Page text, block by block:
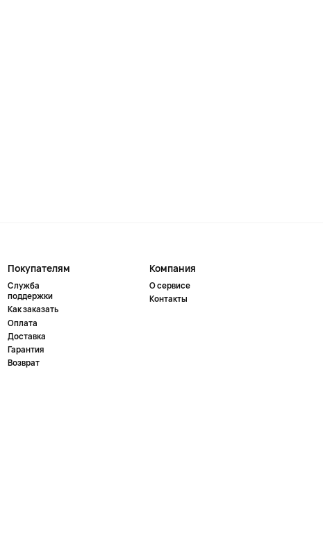
Покупателям
Служба
поддержки
Как заказать
Оплата
Доставка
Гарантия
Возврат
Компания
О сервисе
Контакты